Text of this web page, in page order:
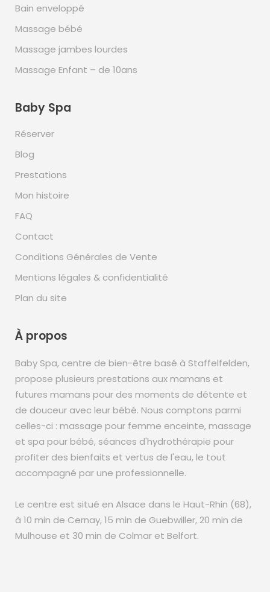
Bain enveloppé
Massage bébé
Massage jambes lourdes
Massage Enfant – de 10ans
Baby Spa
Réserver
Blog
Prestations
Mon histoire
FAQ
Contact
Conditions Générales de Vente
Mentions légales & confidentialité
Plan du site
À propos
Baby Spa, centre de bien-être basé à Staffelfelden,
propose plusieurs prestations aux mamans et
futures mamans pour des moments de détente et
de douceur avec leur bébé. Nous comptons parmi
celles-ci : massage pour femme enceinte, massage
et spa pour bébé, séances d'hydrothérapie pour
profiter des bienfaits et vertus de l'eau, le tout
accompagné par une professionnelle.
Le centre est situé en Alsace dans le Haut-Rhin (68),
à 10 min de Cernay, 15 min de Guebwiller, 20 min de
Mulhouse et 30 min de Colmar et Belfort.